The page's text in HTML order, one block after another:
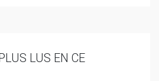
LUS EN CE